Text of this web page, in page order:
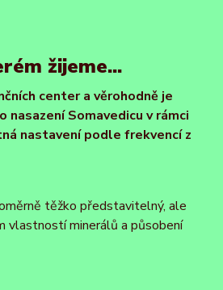
žijeme...
center a věrohodně je
Somavedicu v rámci
nastavení podle frekvencí z
těžko představitelný, ale
vlastností minerálů a působení